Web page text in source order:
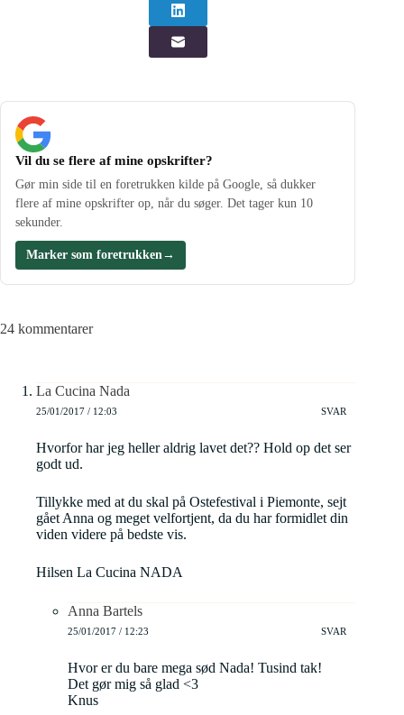
Vil du se flere af mine opskrifter?
Gør min side til en foretrukken kilde på Google, så dukker
flere af mine opskrifter op, når du søger. Det tager kun 10
sekunder.
Marker som foretrukken→
24 kommentarer
La Cucina Nada
25/01/2017 / 12:03 SVAR
Hvorfor har jeg heller aldrig lavet det?? Hold op det ser
godt ud.
Tillykke med at du skal på Ostefestival i Piemonte, sejt
gået Anna og meget velfortjent, da du har formidlet din
viden videre på bedste vis.
Hilsen La Cucina NADA
Anna Bartels
25/01/2017 / 12:23 SVAR
Hvor er du bare mega sød Nada! Tusind tak!
Det gør mig så glad <3
Knus